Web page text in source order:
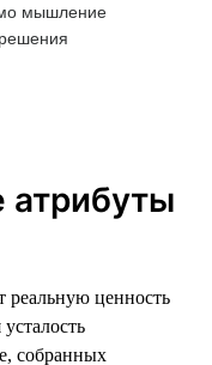
мышление
решения
атрибуты
реальную ценность
собранных